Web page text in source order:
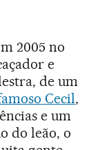
2005 no
e
de um
Cecil,
e um
do leão, o